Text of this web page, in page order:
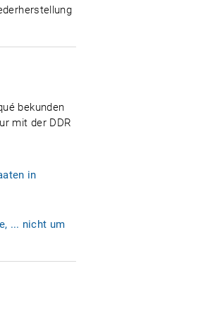
bekunden
mit der DDR
in
... nicht um